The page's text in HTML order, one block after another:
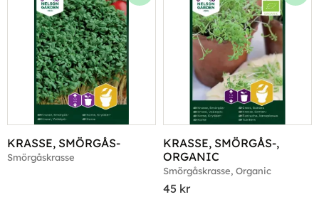
KRASSE, SMÖRGÅS-
Smörgåskrasse
KRASSE, SMÖRGÅS-,
ORGANIC
Smörgåskrasse, Organic
45 kr